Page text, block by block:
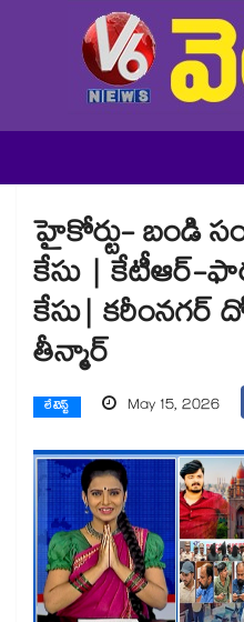
హైకోర్టు- బండి
కేసు | కేటీఆర్-
కేసు| కరీంనగర్
తీన్మార్
లేటెస్ట్ May 15, 2026